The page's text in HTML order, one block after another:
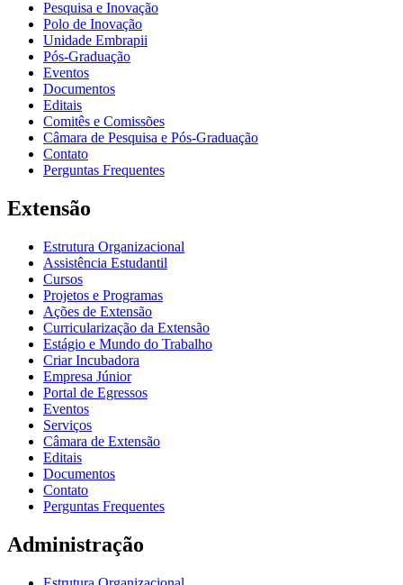
Pesquisa e Inovação
Polo de Inovação
Unidade Embrapii
Pós-Graduação
Eventos
Documentos
Editais
Comitês e Comissões
Câmara de Pesquisa e Pós-Graduação
Contato
Perguntas Frequentes
Extensão
Estrutura Organizacional
Assistência Estudantil
Cursos
Projetos e Programas
Ações de Extensão
Curricularização da Extensão
Estágio e Mundo do Trabalho
Criar Incubadora
Empresa Júnior
Portal de Egressos
Eventos
Serviços
Câmara de Extensão
Editais
Documentos
Contato
Perguntas Frequentes
Administração